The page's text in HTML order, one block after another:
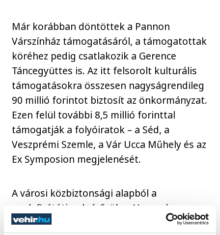
Már korábban döntöttek a Pannon
Várszínház támogatásáról, a támogatottak
köréhez pedig csatlakozik a Gerence
Táncegyüttes is. Az itt felsorolt kulturális
támogatásokra összesen nagyságrendileg
90 millió forintot biztosít az önkormányzat.
Ezen felül további 8,5 millió forinttal
támogatják a folyóiratok – a Séd, a
Veszprémi Szemle, a Vár Ucca Műhely és az
Ex Symposion megjelenését.
A városi közbiztonsági alapból a
gyulafirátóti polgárőrök, a Veszprém
Megyei Rendőrfőkapitányság, a Veszprém